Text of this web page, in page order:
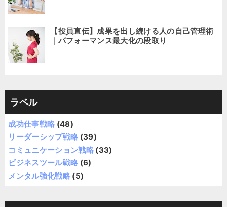
【役員直伝】成果を出し続ける人の自己管理術
｜パフォーマンス最大化の段取り
ラベル
成功仕事戦略 (48)
リーダーシップ戦略 (39)
コミュニケーション戦略 (33)
ビジネスツール戦略 (6)
メンタル強化戦略 (5)